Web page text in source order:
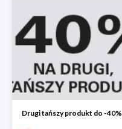
Drugi tańszy produkt do -40%